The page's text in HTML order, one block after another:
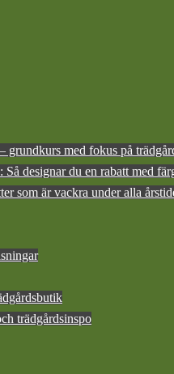
grundkurs med fokus på
designar du en rabatt med
som är vackra under alla
trädgårdsinspo